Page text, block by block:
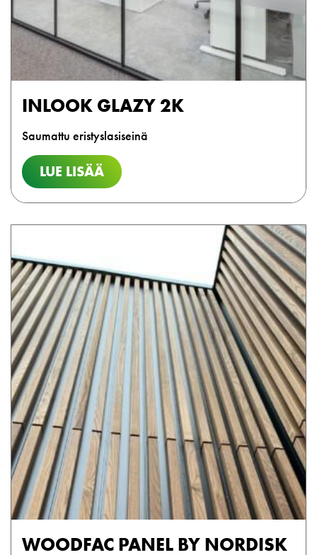
INLOOK GLAZY 2K
Saumattu eristyslasiseinä
LUE LISÄÄ
WOODFAC PANEL BY NORDISK